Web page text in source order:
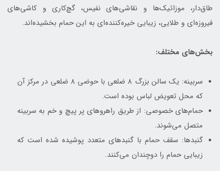
طاق‌دار، موزائیک‌ها و نقاشی‌های نفیس، گچ‌کاری و کاشی‌های
فیروزه‌ای و طلایی، زیبایی خیره‌کننده‌ای به این حمام بخشیده‌اند.
بخش‌های مختلف:
سربینه: یک سالن بزرگ 8 ضلعی با حوضی 8 ضلعی در مرکز آن
که محل تعویض لباس بوده است.
حمام‌های خصوصی: از طریق راهروهای پر پیچ و خم به سربینه
متصل می‌شوند.
گنبدها: سقف حمام با گنبدهای متعدد پوشیده شده است که
زیبایی حمام را دوچندان می‌کنند.